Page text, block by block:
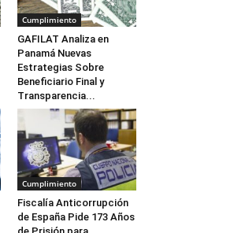
Cumplimiento
GAFILAT Analiza en
Panamá Nuevas
Estrategias Sobre
Beneficiario Final y
Transparencia...
Cumplimiento
Fiscalía Anticorrupción
de España Pide 173 Años